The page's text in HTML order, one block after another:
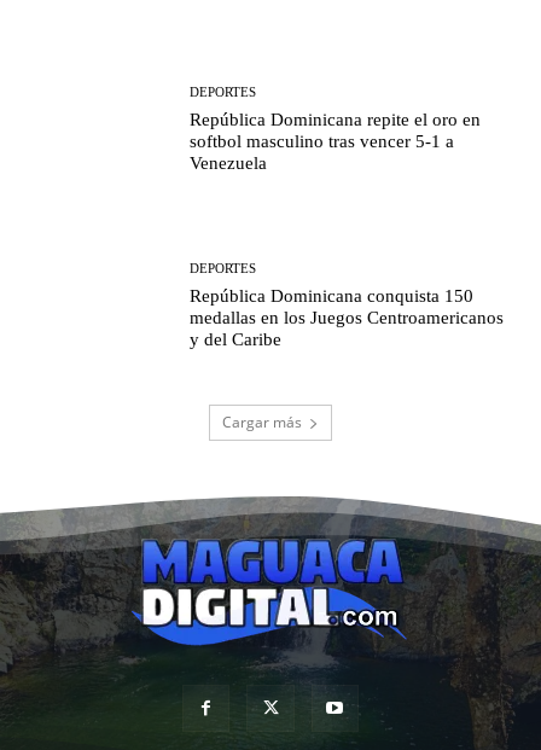
DEPORTES
República Dominicana repite el oro en
softbol masculino tras vencer 5-1 a
Venezuela
DEPORTES
República Dominicana conquista 150
medallas en los Juegos Centroamericanos
y del Caribe
Cargar más